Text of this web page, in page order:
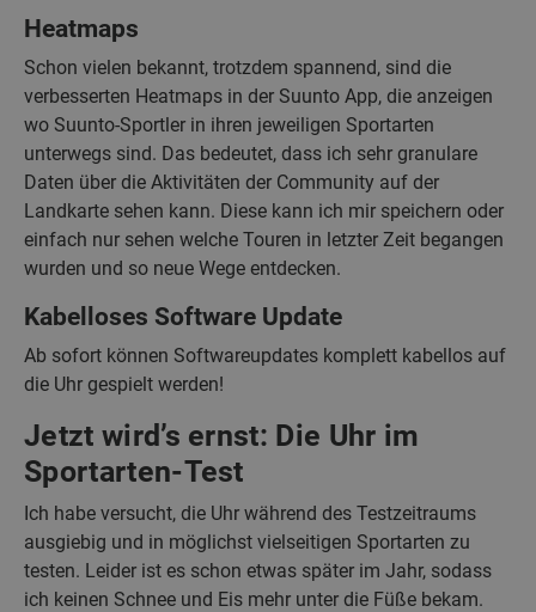
Heatmaps
Schon vielen bekannt, trotzdem spannend, sind die
verbesserten Heatmaps in der Suunto App, die anzeigen
wo Suunto-Sportler in ihren jeweiligen Sportarten
unterwegs sind. Das bedeutet, dass ich sehr granulare
Daten über die Aktivitäten der Community auf der
Landkarte sehen kann. Diese kann ich mir speichern oder
einfach nur sehen welche Touren in letzter Zeit begangen
wurden und so neue Wege entdecken.
Kabelloses Software Update
Ab sofort können Softwareupdates komplett kabellos auf
die Uhr gespielt werden!
Jetzt wird’s ernst: Die Uhr im
Sportarten-Test
Ich habe versucht, die Uhr während des Testzeitraums
ausgiebig und in möglichst vielseitigen Sportarten zu
testen. Leider ist es schon etwas später im Jahr, sodass
ich keinen Schnee und Eis mehr unter die Füße bekam.